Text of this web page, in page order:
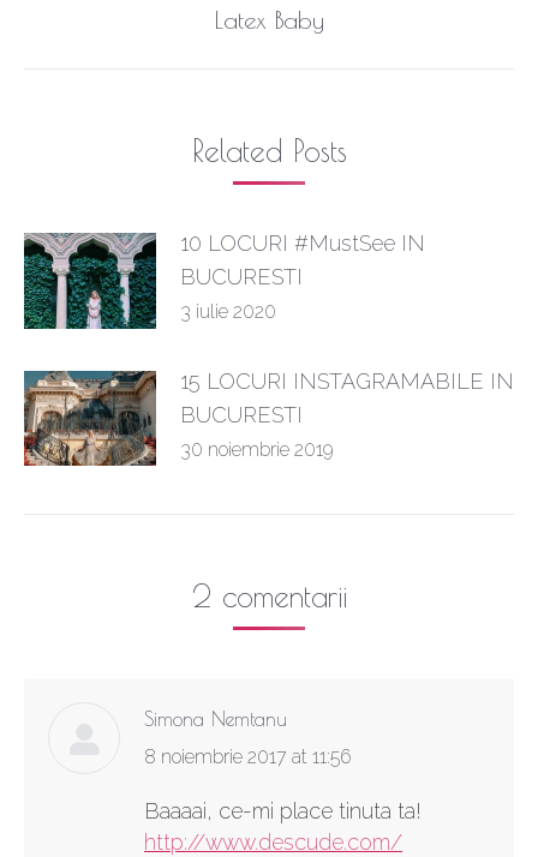
Next
Latex Baby
Related Posts
10 LOCURI #MustSee IN
BUCURESTI
3 iulie 2020
15 LOCURI INSTAGRAMABILE IN
BUCURESTI
30 noiembrie 2019
2 comentarii
Simona Nemtanu
says:
8 noiembrie 2017 at 11:56
Baaaai, ce-mi place tinuta ta!
http://www.descude.com/